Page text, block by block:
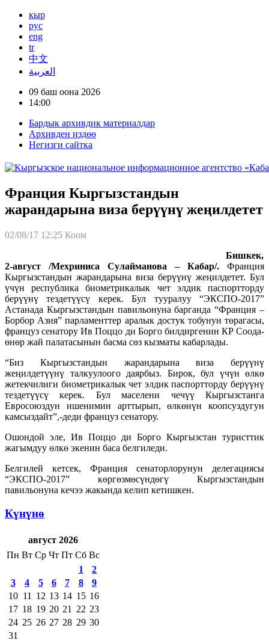
кыр
рус
eng
tr
中文
العربية
09 баш оона 2026
14:00
Бардык архивдик материалдар
Архивден издөө
Негизги сайтка
Франция Кыргызстандын
жарандарына виза берүүнү жеңилдетет
02/08/17 12:25 Коом
Бишкек,
2-август /Мехриниса Сулайманова – Кабар/. Франция
Кыргызстандын жарандарына виза берүүнү жеңилдетет. Бул
үчүн республика биометрикалык чет элдик паспортторду
берүүнү тездетүүсү керек. Бул тууралуу “ЭКСПО-2017”
Астанада Кыргызстандын павильонуна барганда “Франция –
Борбор Азия” парламенттер аралык достук тобунун төрагасы,
француз сенатору Ив Поццо ди Борго билдиргенин КР Соода-
өнөр жай палатасынын басма сөз кызматы кабарлады.
“Биз Кыргызстандын жарандарына виза берүүнү
жеңилдетүүнү талкуулоого даярбыз. Бирок, бул үчүн өлкө
жетекчилиги биометрикалык чет элдик паспортторду берүүнү
тездетүүсү керек. Бул маселени чечүү Кыргызстанга
Евросоюздун ишенимин арттырып, өлкөнүн коопсуздугун
камсыздайт”,-деди француз сенатору.
Ошондой эле, Ив Поццо ди Борго Кыргызстан туристтик
жагымдуу өлкө экенин баса белгиледи.
Белгилей кетсек, Франция сенаторлорунун делегациясы
“ЭКСПО-2017” көргөзмөсүндөгү Кыргызстандын
павильонуна кечээ жакында келип кетишкен.
Күнүнө
август 2026
Пн Вт Ср Чт Пт Сб Вс
1
2
3
4 5 6 7 8
9
10 11 12 13 14 15 16
17 18 19 20 21 22 23
24 25 26 27 28 29 30
31